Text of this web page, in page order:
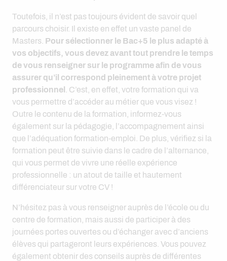
Toutefois, il n’est pas toujours évident de savoir quel
parcours choisir. Il existe en effet un vaste panel de
Masters. Pour sélectionner le Bac+5 le plus adapté à
vos objectifs, vous devez avant tout prendre le temps
de vous renseigner sur le programme afin de vous
assurer qu’il correspond pleinement à votre projet
professionnel
. C’est, en effet, votre formation qui va
vous permettre d’accéder au métier que vous visez !
Outre le contenu de la formation, informez-vous
également sur la pédagogie, l’accompagnement ainsi
que l’adéquation formation-emploi. De plus, vérifiez si la
formation peut être suivie dans le cadre de l’alternance,
qui vous permet de vivre une réelle expérience
professionnelle : un atout de taille et hautement
différenciateur sur votre CV !
N’hésitez pas à vous renseigner auprès de l’école ou du
centre de formation, mais aussi de participer à des
journées portes ouvertes ou d’échanger avec d’anciens
élèves qui partageront leurs expériences. Vous pouvez
également obtenir des conseils auprès de différentes